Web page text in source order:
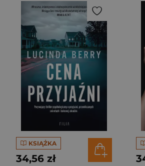
KSIĄŻKA
34,56 zł